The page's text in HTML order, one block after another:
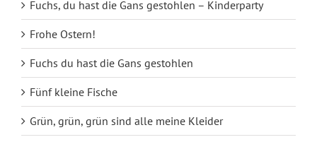
Fuchs, du hast die Gans gestohlen – Kinderparty
Frohe Ostern!
Fuchs du hast die Gans gestohlen
Fünf kleine Fische
Grün, grün, grün sind alle meine Kleider